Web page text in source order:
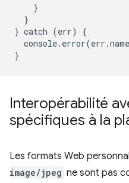
}
}
} catch (err)
{
console. error(err .name
}
Interopérabilité
spécifiques à la
Les formats Web
image/jpeg ne sont pas